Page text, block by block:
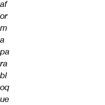
af
or
m
a
pa
ra
bl
oq
ue